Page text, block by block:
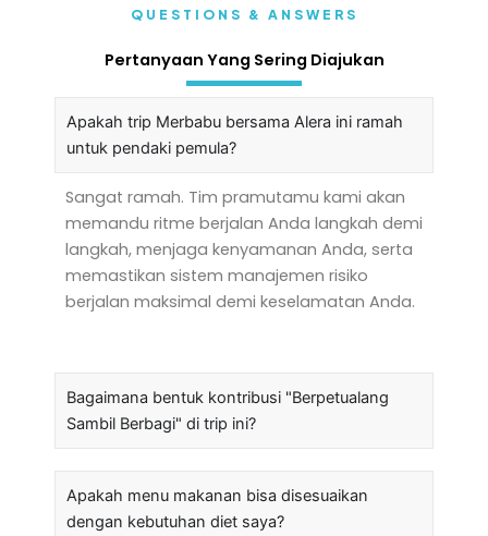
QUESTIONS & ANSWERS
Pertanyaan Yang Sering Diajukan
Apakah trip Merbabu bersama Alera ini ramah
untuk pendaki pemula?
Sangat ramah. Tim pramutamu kami akan
memandu ritme berjalan Anda langkah demi
langkah, menjaga kenyamanan Anda, serta
memastikan sistem manajemen risiko
berjalan maksimal demi keselamatan Anda.
Bagaimana bentuk kontribusi "Berpetualang
Sambil Berbagi" di trip ini?
Apakah menu makanan bisa disesuaikan
dengan kebutuhan diet saya?